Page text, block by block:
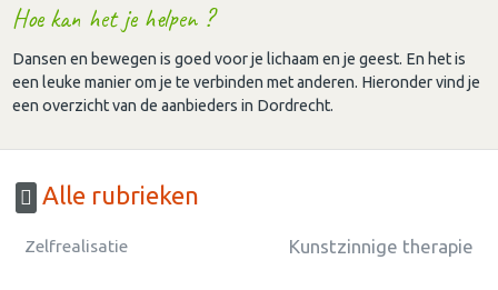
Hoe kan het je helpen ?
Dansen en bewegen is goed voor je lichaam en je geest. En het is
een leuke manier om je te verbinden met anderen. Hieronder vind je
een overzicht van de aanbieders in Dordrecht.
Alle rubrieken
Zelfrealisatie Kunstzinnige therapie